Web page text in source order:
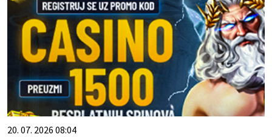
20. 07. 2026 08:04